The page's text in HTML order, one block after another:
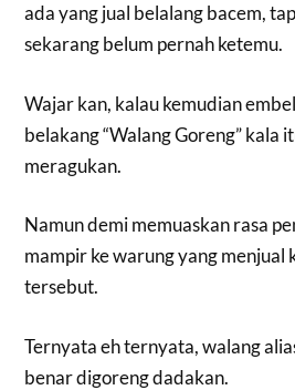
ada yang jual belalang bacem,
sekarang belum pernah ketemu.
Wajar kan, kalau kemudian
belakang “Walang Goreng” kala
meragukan.
Namun demi memuaskan rasa
mampir ke warung yang menjual
tersebut.
Ternyata eh ternyata, walang
benar digoreng dadakan.